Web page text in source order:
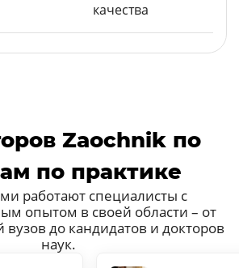
качества
Zaochnik по
по практике
работают специалисты с
опытом в своей области – от
вузов до кандидатов и докторов
наук.